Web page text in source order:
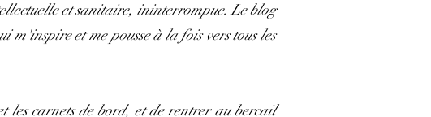
et sanitaire, ininterrompue. Le blog
et me pousse à la fois vers tous les
les carnets de bord, et de rentrer au bercail